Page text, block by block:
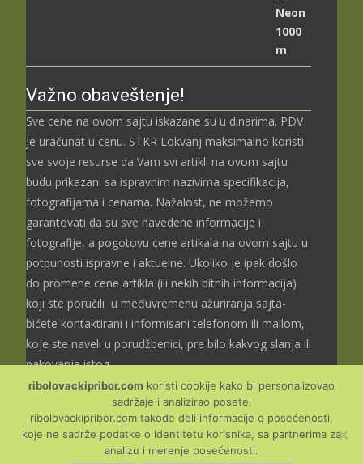
Važno obaveštenje!
Sve cene na ovom sajtu iskazane su u dinarima. PDV
je uračunat u cenu. STKR Lokvanj maksimalno koristi
sve svoje resurse da Vam svi artikli na ovom sajtu
budu prikazani sa ispravnim nazivima specifikacija,
fotografijama i cenama. Nažalost, ne možemo
garantovati da su sve navedene informacije i
fotografije, a pogotovu cene artikala na ovom sajtu u
potpunosti ispravne i aktuelne. Ukoliko je ipak došlo
do promene cene artikla (ili nekih bitnih informacija)
koji ste poručili u međuvremenu ažuriranja sajta-
bićete kontaktirani i informisani telefonom ili mailom,
koje ste naveli u porudžbenici, pre bilo kakvog slanja ili
pakovanja istog.
Copyright © Ribolovački
ribolovackipribor.com koristi cookije kako bi personalizovao
sadržaje i analizirao posete.
ribolovackipribor.com takođe deli informacije o posećenosti,
koje ne sadrže podatke o identitetu korisnika, sa partnerima za
analizu i merenje posećenosti.